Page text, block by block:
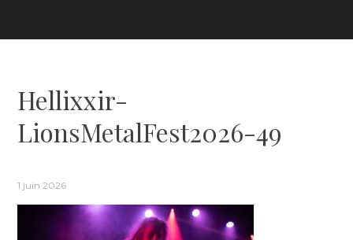
Hellixxir-
LionsMetalFest2026-49
1 juin 2026